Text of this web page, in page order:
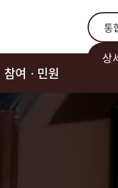
통합검
상
참여ㆍ민원